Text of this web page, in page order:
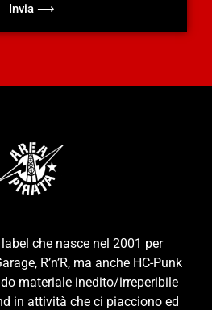
Invia ⟶
che nasce nel 2001 per
R’n’R, ma anche HC-Punk
materiale inedito/irreperibile
in attività che ci piacciono ed